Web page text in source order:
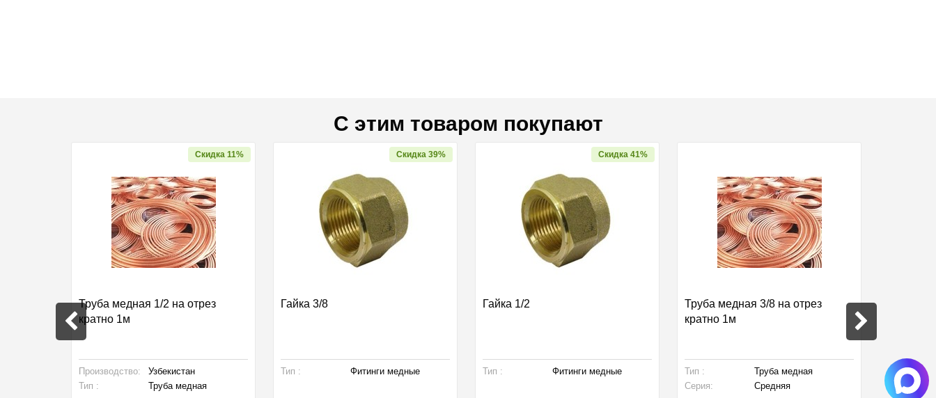
С этим товаром покупают
Скидка 11%
Труба медная 1/2 на отрез
кратно 1м
Производство:
Узбекистан
Тип :
Труба медная
Скидка 39%
Гайка 3/8
Тип : Фитинги медные
Скидка 41%
Гайка 1/2
Тип : Фитинги медные
Труба медная 3/8 на отрез
кратно 1м
Тип :
Труба медная
Серия:
Средняя
Тип :